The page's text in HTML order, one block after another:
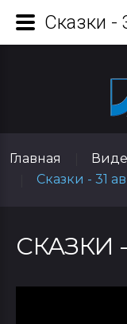
Главная
Сказки - 31
СКАЗКИ
Сказки -